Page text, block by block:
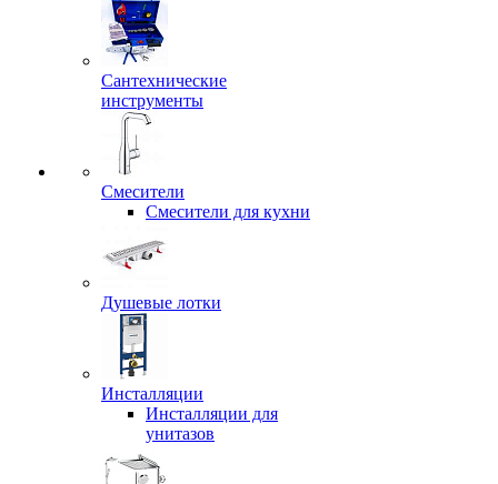
Сантехнические
инструменты
Смесители
Смесители для кухни
Душевые лотки
Инсталляции
Инсталляции для
унитазов